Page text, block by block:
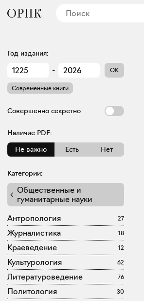
Год издания:
- OK
Современные книги
Совершенно секретно
Наличие PDF:
Не важно
Есть Нет
Категории:
Общественные и
гуманитарные науки
Антропология 27
Журналистика 18
Краеведение 12
Культурология 62
Литературоведение 76
Политология 30